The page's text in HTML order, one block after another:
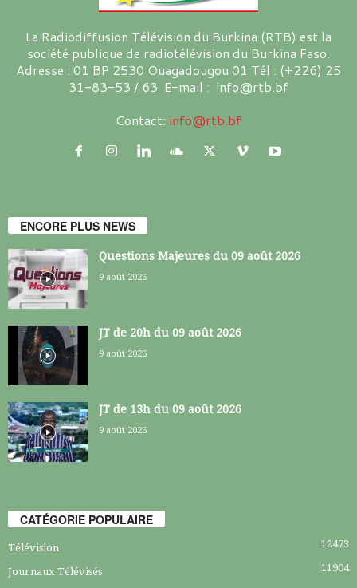
La Radiodiffusion Télévision du Burkina (RTB) est la
société publique de radiotélévision du Burkina Faso.
Adresse : 01 BP 2530 Ouagadougou 01 Tél : (+226) 25
31-83-53 / 63 E-mail : info@rtb.bf
Contact: info@rtb.bf
ENCORE PLUS NEWS
Questions Majeures du 09 août 2026
9 août 2026
JT de 20h du 09 août 2026
9 août 2026
JT de 13h du 09 août 2026
9 août 2026
CATÉGORIE POPULAIRE
Télévision 12473
Journaux Télévisés
11904